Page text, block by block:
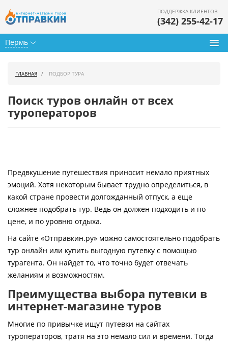
Пермь
ПОДДЕРЖКА КЛИЕНТОВ
(342) 255-42-17
Горящие туры
Страны
Как купить
Контакты
ГЛАВНАЯ ПОДБОР ТУРА
Поиск туров онлайн от всех
туроператоров
Предвкушение путешествия приносит немало приятных
эмоций. Хотя некоторым бывает трудно определиться, в
какой стране провести долгожданный отпуск, а еще
сложнее подобрать тур. Ведь он должен подходить и по
цене, и по уровню отдыха.
На сайте «Отправкин.ру» можно самостоятельно подобрать
тур онлайн или купить выгодную путевку с помощью
турагента. Он найдет то, что точно будет отвечать
желаниям и возможностям.
Преимущества выбора путевки в
интернет-магазине туров
Многие по привычке ищут путевки на сайтах
туроператоров, тратя на это немало сил и времени. Тогда